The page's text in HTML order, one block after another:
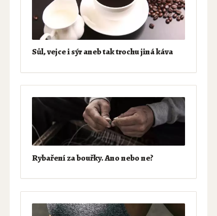
Sůl, vejce i sýr aneb tak trochu jiná káva
Rybaření za bouřky. Ano nebo ne?